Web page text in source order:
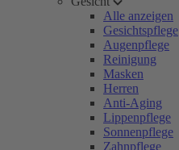
Alle anzeigen
Gesichtspflege
Augenpflege
Reinigung
Masken
Herren
Anti-Aging
Lippenpflege
Sonnenpflege
Zahnpflege